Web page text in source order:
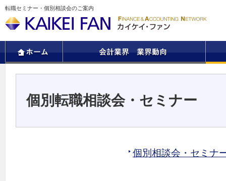
転職セミナー・個別相談会のご案内
個別転職相談会・セミナー
個別相談会・セミナ